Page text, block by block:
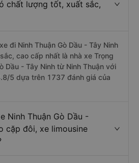
chất lượng tốt, xuất sắc,
đi Ninh Thuận Gò Dầu - Tây Ninh
cao cấp nhất là nhà xe Trọng
Dầu - Tây Ninh từ Ninh Thuận với
5 dựa trên 1737 đánh giá của
Ninh Thuận Gò Dầu -
cặp đôi, xe limousine